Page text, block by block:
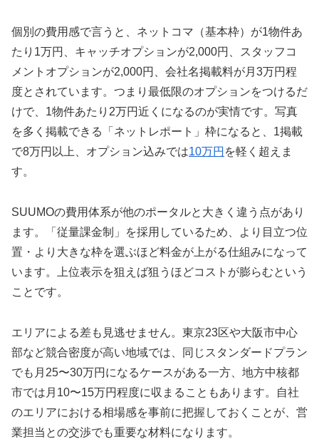
個別の費用感で言うと、ネットコマ（基本枠）が1物件あ
たり1万円、キャッチオプションが2,000円、スタッフコ
メントオプションが2,000円、会社名掲載料が月3万円程
度とされています。つまり最低限のオプションをつけるだ
けで、1物件あたり2万円近くになるのが実情です。写真
を多く掲載できる「ネットレポート」枠になると、1掲載
で8万円以上、オプション込みでは10万円 を軽く超えま
す。
SUUMOの費用体系が他のポータルと大きく違う点があり
ます。「従量課金制」を採用しているため、より目立つ位
置・より大きな枠を選ぶほど料金が上がる仕組みになって
います。上位表示を狙えば狙うほどコストが膨らむという
ことです。
エリアによる差も見逃せません。東京23区や大阪市中心
部など競合密度が高い地域では、同じスタンダードプラン
でも月25〜30万円になるケースがある一方、地方中核都
市では月10〜15万円程度に収まることもあります。自社
のエリアにおける相場感を事前に把握しておくことが、営
業担当との交渉でも重要な材料になります。